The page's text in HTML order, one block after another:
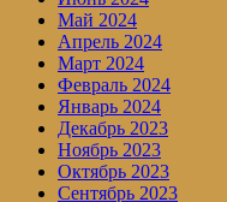
Май 2024
Апрель 2024
Март 2024
Февраль 2024
Январь 2024
Декабрь 2023
Ноябрь 2023
Октябрь 2023
Сентябрь 2023